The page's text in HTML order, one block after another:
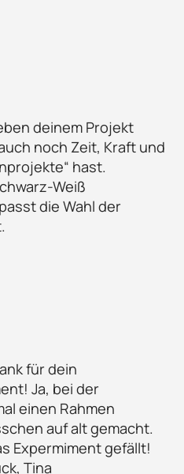
deinem Projekt
noch Zeit, Kraft und
hast.
Weiß
die Wahl der
für dein
Ja, bei der
einen Rahmen
auf alt gemacht.
Expermiment gefällt!
Tina